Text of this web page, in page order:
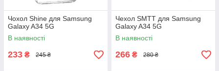
Чохол Shine для Samsung
Galaxy A34 5G
В наявності
233 ₴ 245 ₴
Чехол SMTT для Samsung
Galaxy A34 5G
В наявності
266 ₴ 280 ₴